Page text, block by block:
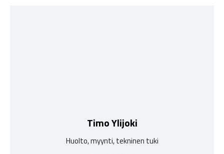
Timo Ylijoki
Huolto, myynti, tekninen tuki